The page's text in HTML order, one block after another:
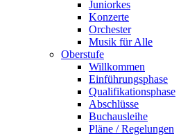
Juniorkes
Konzerte
Orchester
Musik für Alle
Oberstufe
Willkommen
Einführungsphase
Qualifikationsphase
Abschlüsse
Buchausleihe
Pläne / Regelungen